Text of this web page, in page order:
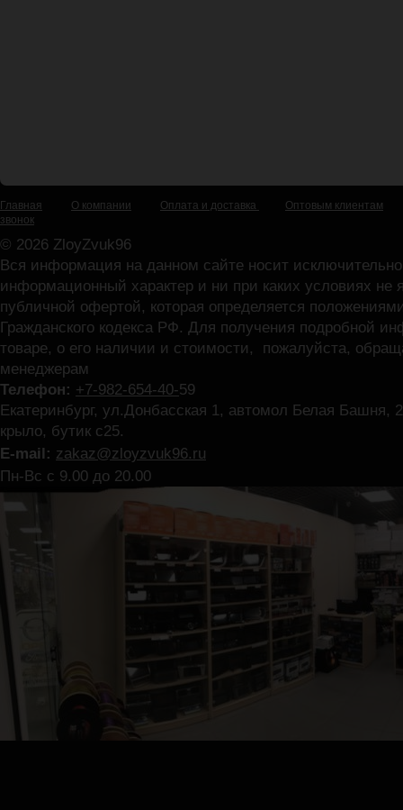
Главная О компании Оплата и доставка
Оптовым клиентам
звонок
© 2026 ZloyZvuk96
Вся информация на данном сайте носит исключительно
информационный характер и ни при каких условиях не
публичной офертой, которая определяется
Гражданского кодекса РФ. Для получения подробной
товаре, о его наличии и стоимости, пожалуйста,
менеджерам
Телефон: +7-982-654-40-59
Екатеринбург, ул.Донбасская 1, автомол Белая Башня,
крыло, бутик с25.
E-mail: zakaz@zloyzvuk96.ru
Пн-Вс с 9.00 до 20.00